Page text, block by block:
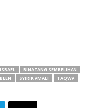
BINATANG SEMBELIHAN
SYIRIK AMALI
TAQWA